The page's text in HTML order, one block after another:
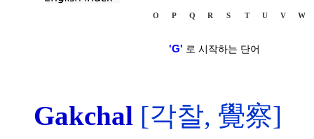
O P Q R S T U V W
'G' 로 시작하는 단어
Gakchal [각찰, 覺察]